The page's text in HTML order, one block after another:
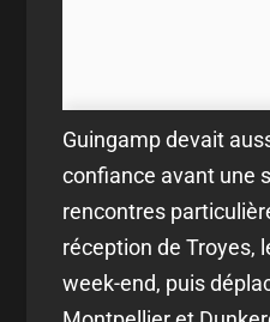
Guingamp devait
confiance avant une
rencontres
réception de Troyes,
week-end, puis